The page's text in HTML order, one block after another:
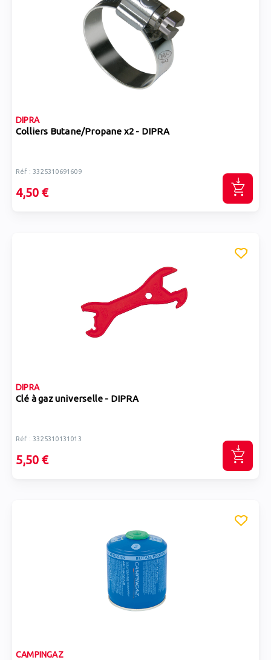
DIPRA
Colliers Butane/Propane x2 - DIPRA
Réf : 3325310691609
4,50 €
DIPRA
Clé à gaz universelle - DIPRA
Réf : 3325310131013
5,50 €
CAMPINGAZ